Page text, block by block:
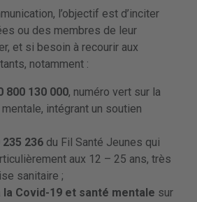
l’objectif est d’inciter
ou des membres de leur
et si besoin à recourir aux
notamment :
800 130 000, numéro vert sur la
intégrant un soutien
236 du Fil Santé Jeunes qui
aux 12 – 25 ans, très
sanitaire ;
la Covid-19 et santé mentale sur